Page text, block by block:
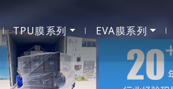
TPU膜系列 EVA膜系列